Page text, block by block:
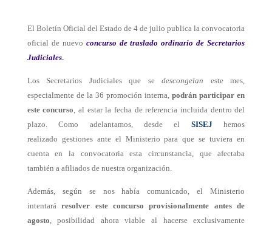
El Boletín Oficial del Estado de 4 de julio publica la convocatoria
oficial de nuevo concurso de traslado ordinario de Secretarios
Judiciales.
Los Secretarios Judiciales que sedescongelan este mes,
especialmente de la 36 promoción interna,podrán participar en
este concurso, al estar la fecha de referencia incluida dentro del
plazo. Como adelantamos, desde el SISEJ hemos
realizado gestiones ante el Ministerio para que se tuviera en
cuenta en la convocatoria esta circunstancia, que afectaba
también a afiliados de nuestra organización.
Además, según se nos había comunicado, el Ministerio
intentaráresolver este concurso provisionalmente antes de
agosto, posibilidad ahora viable al hacerse exclusivamente